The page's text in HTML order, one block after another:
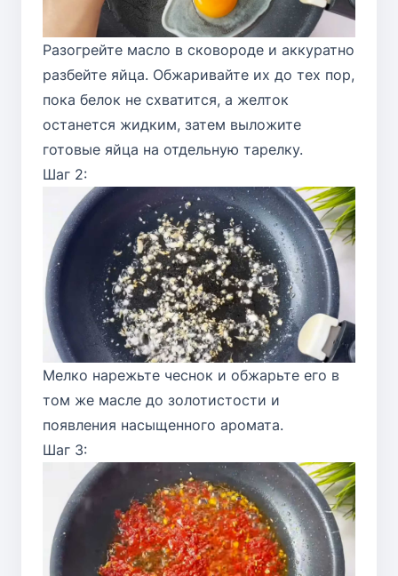
Разогрейте масло в сковороде и аккуратно
разбейте яйца. Обжаривайте их до тех пор,
пока белок не схватится, а желток
останется жидким, затем выложите
готовые яйца на отдельную тарелку.
Шаг 2:
Мелко нарежьте чеснок и обжарьте его в
том же масле до золотистости и
появления насыщенного аромата.
Шаг 3: